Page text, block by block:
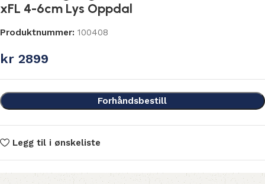
xFL 4-6cm Lys Oppdal
Produktnummer: 100408
kr 2899
Forhåndsbestill
Legg til i ønskeliste